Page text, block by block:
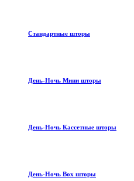
Стандартные шторы
День-Ночь Мини шторы
День-Ночь Кассетные шторы
День-Ночь Box шторы